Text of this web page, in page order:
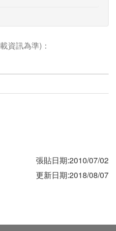
資訊為準)：
張貼日期:2010/07/02
更新日期:2018/08/07